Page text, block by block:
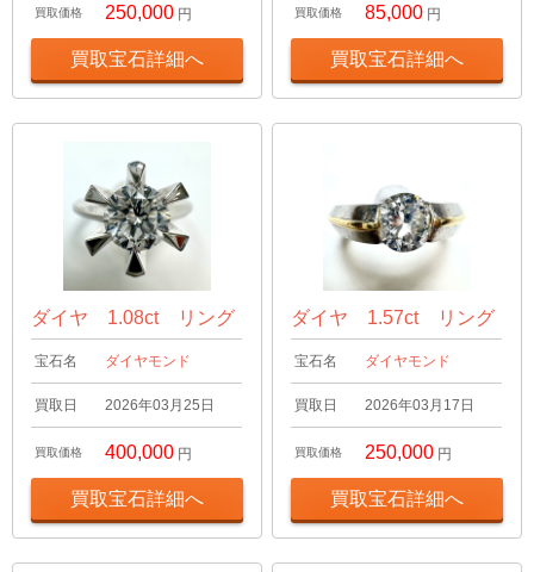
買取価格 250,000 円
買取宝石詳細へ
買取価格 85,000 円
買取宝石詳細へ
ダイヤ 1.08ct リング
宝石名 ダイヤモンド
買取日 2026年03月25日
買取価格 400,000 円
買取宝石詳細へ
ダイヤ 1.57ct リング
宝石名 ダイヤモンド
買取日 2026年03月17日
買取価格 250,000 円
買取宝石詳細へ